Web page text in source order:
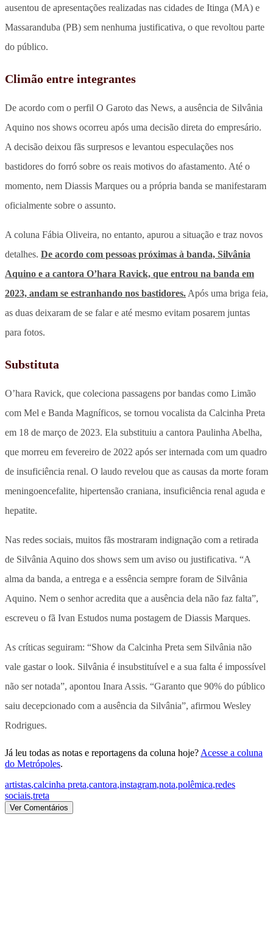
ausentou de apresentações realizadas nas cidades de Itinga (MA) e
Massaranduba (PB) sem nenhuma justificativa, o que revoltou parte
do público.
Climão entre integrantes
De acordo com o perfil O Garoto das News, a ausência de Silvânia
Aquino nos shows ocorreu após uma decisão direta do empresário.
A decisão deixou fãs surpresos e levantou especulações nos
bastidores do forró sobre os reais motivos do afastamento. Até o
momento, nem Diassis Marques ou a própria banda se manifestaram
oficialmente sobre o assunto.
A coluna Fábia Oliveira, no entanto, apurou a situação e traz novos
detalhes. De acordo com pessoas próximas à banda, Silvânia
Aquino e a cantora O’hara Ravick, que entrou na banda em
2023, andam se estranhando nos bastidores. Após uma briga feia,
as duas deixaram de se falar e até mesmo evitam posarem juntas
para fotos.
Substituta
O’hara Ravick, que coleciona passagens por bandas como Limão
com Mel e Banda Magníficos, se tornou vocalista da Calcinha Preta
em 18 de março de 2023. Ela substituiu a cantora Paulinha Abelha,
que morreu em fevereiro de 2022 após ser internada com um quadro
de insuficiência renal. O laudo revelou que as causas da morte foram
meningoencefalite, hipertensão craniana, insuficiência renal aguda e
hepatite.
Nas redes sociais, muitos fãs mostraram indignação com a retirada
de Silvânia Aquino dos shows sem um aviso ou justificativa. “A
alma da banda, a entrega e a essência sempre foram de Silvânia
Aquino. Nem o senhor acredita que a ausência dela não faz falta”,
escreveu o fã Ivan Estudos numa postagem de Diassis Marques.
As críticas seguiram: “Show da Calcinha Preta sem Silvânia não
vale gastar o look. Silvânia é insubstituível e a sua falta é impossível
não ser notada”, apontou Inara Assis. “Garanto que 90% do público
saiu decepcionado com a ausência da Silvânia”, afirmou Wesley
Rodrigues.
Já leu todas as notas e reportagens da coluna hoje? Acesse a coluna
do Metrópoles.
artistas,calcinha preta,cantora,instagram,nota,polêmica,redes
sociais,treta
Ver Comentários